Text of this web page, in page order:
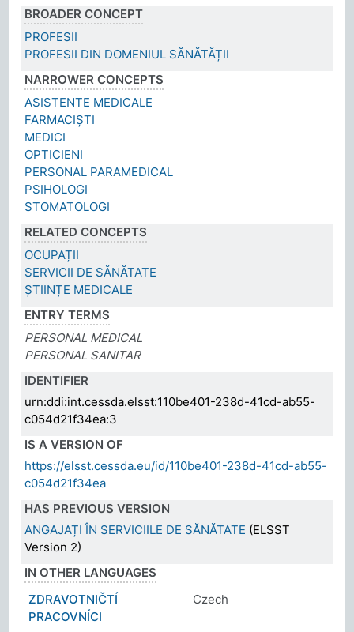
BROADER CONCEPT
PROFESII
PROFESII DIN DOMENIUL SĂNĂTĂȚII
NARROWER CONCEPTS
ASISTENTE MEDICALE
FARMACIȘTI
MEDICI
OPTICIENI
PERSONAL PARAMEDICAL
PSIHOLOGI
STOMATOLOGI
RELATED CONCEPTS
OCUPAȚII
SERVICII DE SĂNĂTATE
ȘTIINȚE MEDICALE
ENTRY TERMS
PERSONAL MEDICAL
PERSONAL SANITAR
IDENTIFIER
urn:ddi:int.cessda.elsst:110be401-238d-41cd-ab55-
c054d21f34ea:3
IS A VERSION OF
https://elsst.cessda.eu/id/110be401-238d-41cd-ab55-
c054d21f34ea
HAS PREVIOUS VERSION
ANGAJAȚI ÎN SERVICIILE DE SĂNĂTATE (ELSST
Version 2)
IN OTHER LANGUAGES
ZDRAVOTNIČTÍ
PRACOVNÍCI
Czech